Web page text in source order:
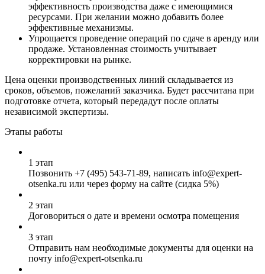
эффективность производства даже с имеющимися
ресурсами. При желании можно добавить более
эффективные механизмы.
Упрощается проведение операций по сдаче в аренду или
продаже. Установленная стоимость учитывает
корректировки на рынке.
Цена оценки производственных линий складывается из
сроков, объемов, пожеланий заказчика. Будет рассчитана при
подготовке отчета, который передадут после оплаты
независимой экспертизы.
Этапы работы
1 этап
Позвонить +7 (495) 543-71-89, написать info@expert-
otsenka.ru или через форму на сайте (сидка 5%)
2 этап
Договориться о дате и времени осмотра помещения
3 этап
Отправить нам необходимые документы для оценки на
почту info@expert-otsenka.ru